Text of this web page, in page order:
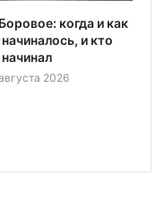
Боровое: когда и как
начиналось, и кто
начинал
2026